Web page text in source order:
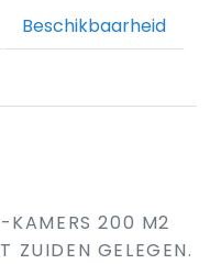
Beschikbaarheid
KAMERS 200 M2
ZUIDEN GELEGEN.